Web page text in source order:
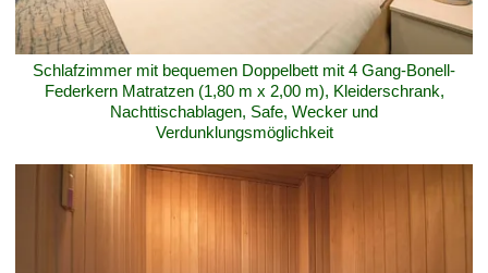
Schlafzimmer mit bequemen Doppelbett mit 4 Gang-Bonell-
Federkern Matratzen (1,80 m x 2,00 m), Kleiderschrank,
Nachttischablagen, Safe, Wecker und
Verdunklungsmöglichkeit